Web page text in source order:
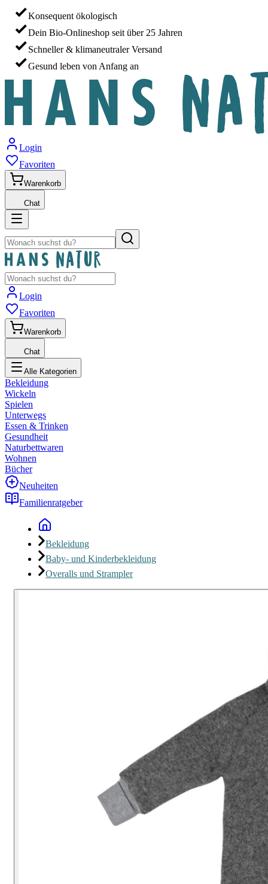
Konsequent ökologisch
Dein Bio-Onlineshop seit über 25 Jahren
Schneller & klimaneutraler Versand
Gesund leben von Anfang an
Login
Favoriten
Warenkorb
Chat
Login
Favoriten
Warenkorb
Chat
Alle Kategorien
Bekleidung
Wickeln
Spielen
Unterwegs
Essen & Trinken
Gesundheit
Naturbettwaren
Wohnen
Bücher
Neuheiten
Familienratgeber
Bekleidung
Baby- und Kinderbekleidung
Overalls und Strampler